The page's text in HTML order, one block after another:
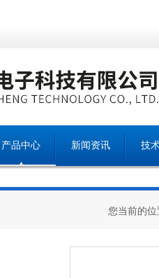
产品中心 新闻资讯 技
您当前的位